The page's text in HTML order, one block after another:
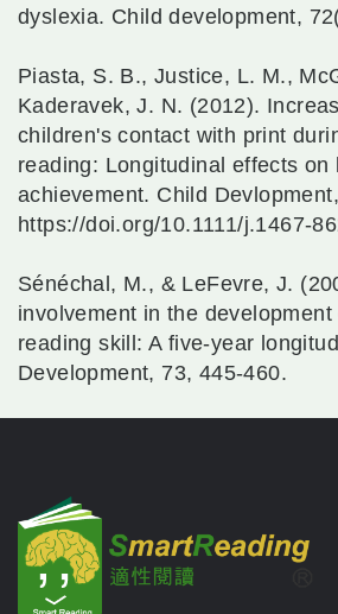
dyslexia. Child development,
Piasta, S. B., Justice, L. M.,
Kaderavek, J. N. (2012).
children's contact with print
reading: Longitudinal effects on
achievement. Child
https://doi.org/10.1111/j.1467-
Sénéchal, M., & LeFevre, J.
involvement in the development
reading skill: A five-year
Development, 73, 445-460.